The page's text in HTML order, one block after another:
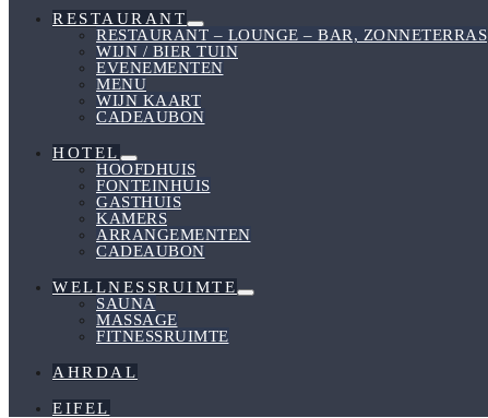
RESTAURANT
Menu
Schakelen
RESTAURANT – LOUNGE – BAR, ZONNETERRAS
WIJN / BIER TUIN
EVENEMENTEN
MENU
WIJN KAART
CADEAUBON
HOTEL
Menu
Schakelen
HOOFDHUIS
FONTEINHUIS
GASTHUIS
KAMERS
ARRANGEMENTEN
CADEAUBON
WELLNESSRUIMTE
Menu
SAUNA
MASSAGE
FITNESSRUIMTE
AHRDAL
EIFEL